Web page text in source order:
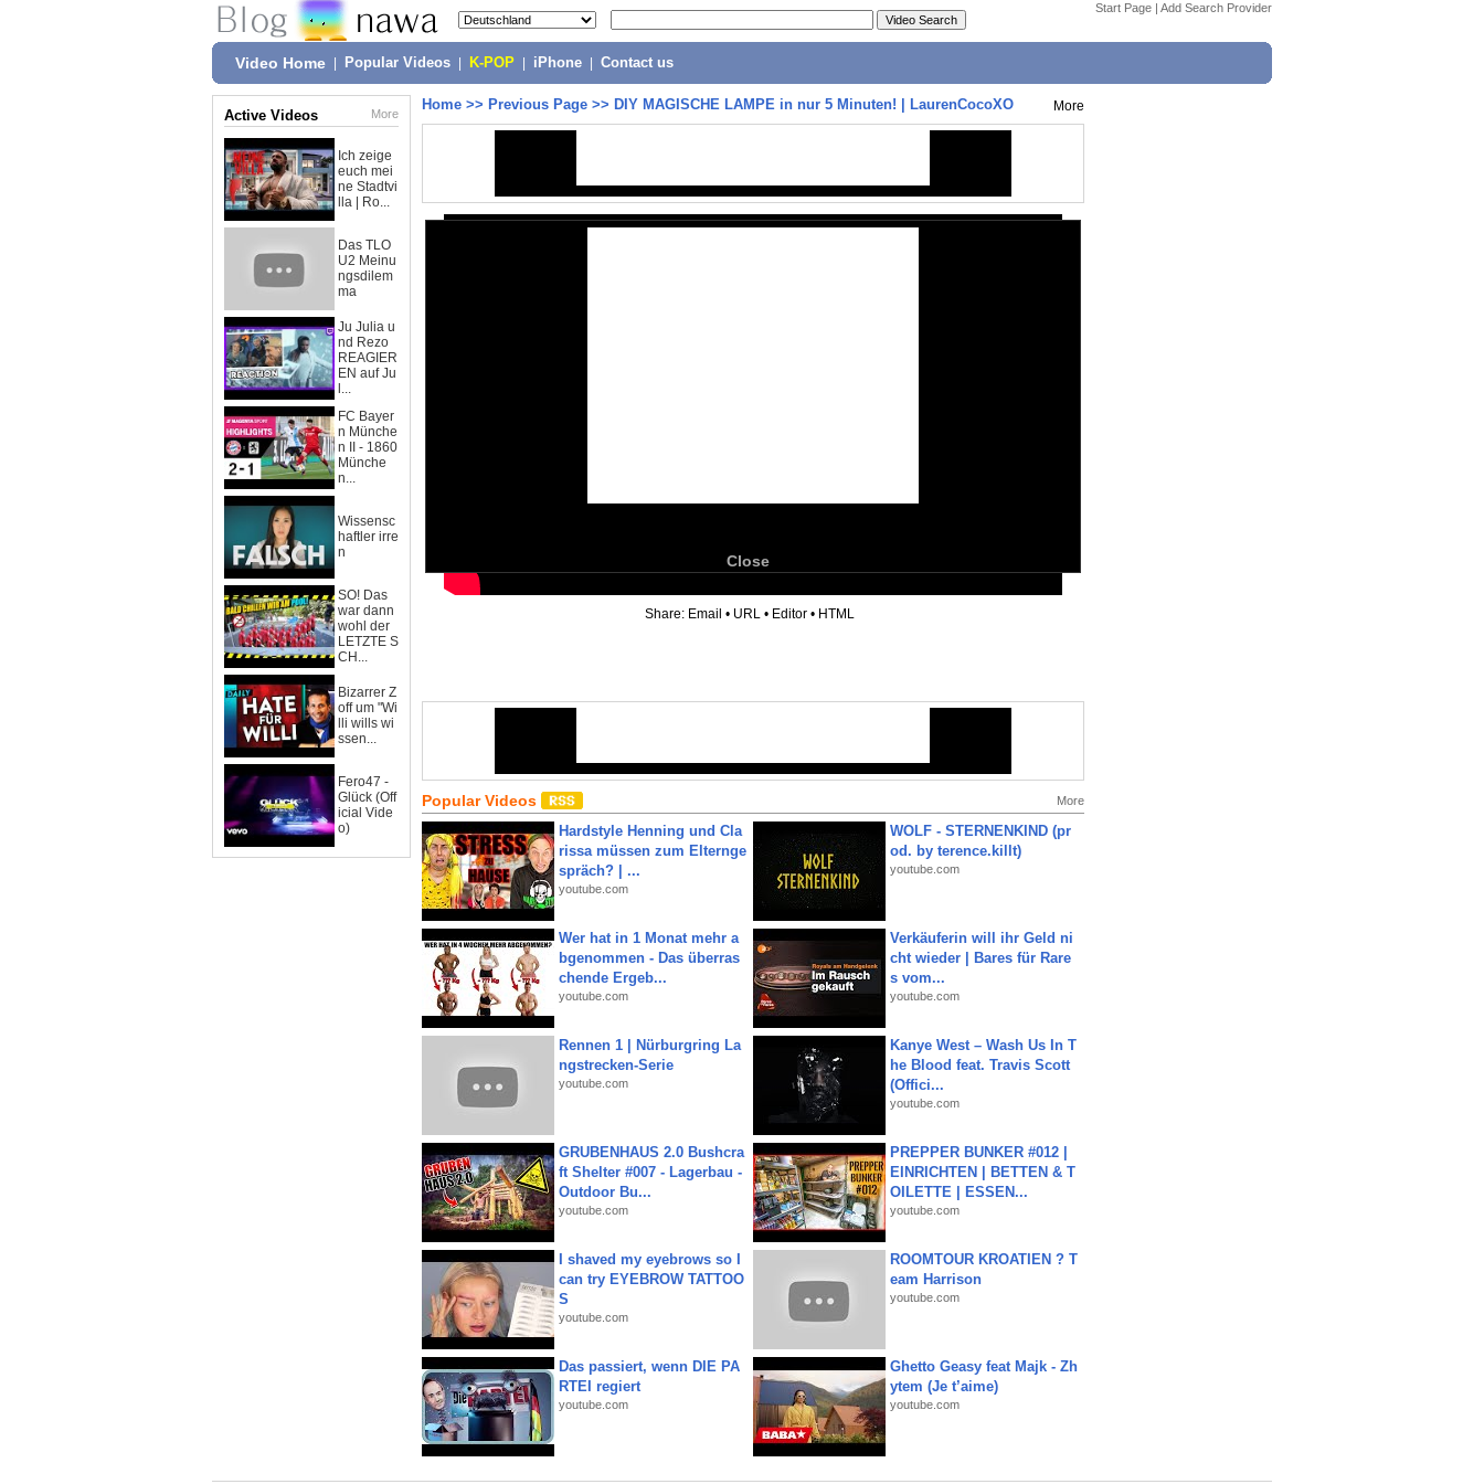
Start Page | Add Search Provider
Video Home Popular Videos K-POP iPhone Contact us
Active Videos More
Ich zeige
euch mei
ne Stadtvi
lla | Ro...
Das TLO
U2 Meinu
ngsdilem
ma
Ju Julia u
nd Rezo
REAGIER
EN auf Ju
l...
FC Bayer
n Münche
n II - 1860
Münche
n...
Wissensc
haftler irre
n
SO! Das
war dann
wohl der
LETZTE S
CH...
Bizarrer Z
off um "Wi
lli wills wi
ssen...
Fero47 -
Glück (Off
icial Vide
o)
Home >> Previous Page >> DIY MAGISCHE LAMPE in nur 5 Minuten! | LaurenCocoXO More
Close
Share: Email • URL • Editor • HTML
Popular Videos More
Hardstyle Henning und Cla
rissa müssen zum Elternge
spräch? | ...
youtube.com
WOLF - STERNENKIND (pr
od. by terence.killt)
youtube.com
Wer hat in 1 Monat mehr a
bgenommen - Das überras
chende Ergeb...
youtube.com
Verkäuferin will ihr Geld ni
cht wieder | Bares für Rare
s vom...
youtube.com
Rennen 1 | Nürburgring La
ngstrecken-Serie
youtube.com
Kanye West – Wash Us In T
he Blood feat. Travis Scott
(Offici...
youtube.com
GRUBENHAUS 2.0 Bushcra
ft Shelter #007 - Lagerbau -
Outdoor Bu...
youtube.com
PREPPER BUNKER #012 |
EINRICHTEN | BETTEN & T
OILETTE | ESSEN...
youtube.com
I shaved my eyebrows so I
can try EYEBROW TATTOO
S
youtube.com
ROOMTOUR KROATIEN ? T
eam Harrison
youtube.com
Das passiert, wenn DIE PA
RTEI regiert
youtube.com
Ghetto Geasy feat Majk - Zh
ytem (Je t’aime)
youtube.com